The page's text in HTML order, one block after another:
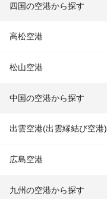
四国の空港から探す
高松空港
松山空港
中国の空港から探す
出雲空港(出雲縁結び空港)
広島空港
九州の空港から探す